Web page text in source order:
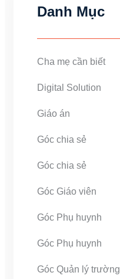
Danh Mục
Cha mẹ cần biết
Digital Solution
Giáo án
Góc chia sẻ
Góc chia sẻ
Góc Giáo viên
Góc Phụ huynh
Góc Phụ huynh
Góc Quản lý trường